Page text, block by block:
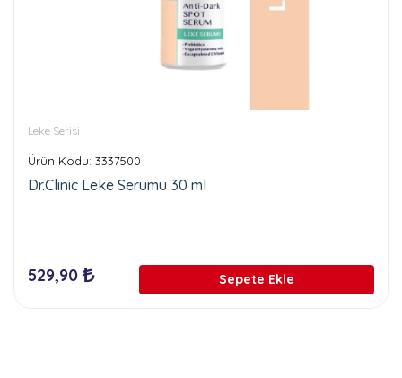
Leke Serisi
Ürün Kodu: 3337500
Dr.Clinic Leke Serumu 30 ml
529,90 Sepete Ekle